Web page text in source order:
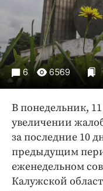
Спорт
Экономика и
ПРОЕКТЫ
Блоги
Издания
Интересное
Клиника года
Бренд года
6 6569
В понедельник,
увеличении
за последние 10
предыдущим
еженедельном
Калужской